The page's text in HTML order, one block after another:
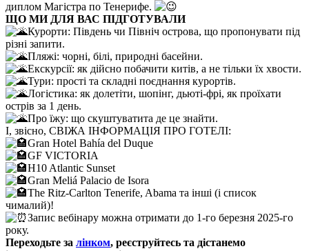
диплом Магістра по Тенерифе.
ЩО МИ ДЛЯ ВАС ПІДГОТУВАЛИ
Курорти: Південь чи Північ острова, що пропонувати під
різні запити.
Пляжі: чорні, білі, природні басейни.
Екскурсії: як дійсно побачити китів, а не тільки їх хвости.
Тури: прості та складні поєднання курортів.
Логістика: як долетіти, шопінг, дьюті-фрі, як проїхати
острів за 1 день.
Про їжу: що скуштуватита де це знайти.
І, звісно, СВІЖА ІНФОРМАЦІЯ ПРО ГОТЕЛІ:
Gran Hotel Bahía del Duque
GF VICTORIA
H10 Atlantic Sunset
Gran Meliá Palacio de Isora
The Ritz-Carlton Tenerife, Abama та інші (і список
чималий)!
Запис вебінару можна отримати до 1-го березня 2025-го
року.
Переходьте за лінком, реєструйтесь та дістанемо